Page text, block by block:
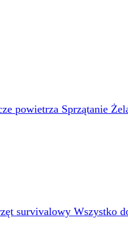
powietrza Sprzątanie
survivalowy Wszystko